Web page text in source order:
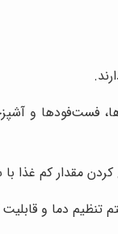
و
مقدار کم غذا با
تنظیم دما و